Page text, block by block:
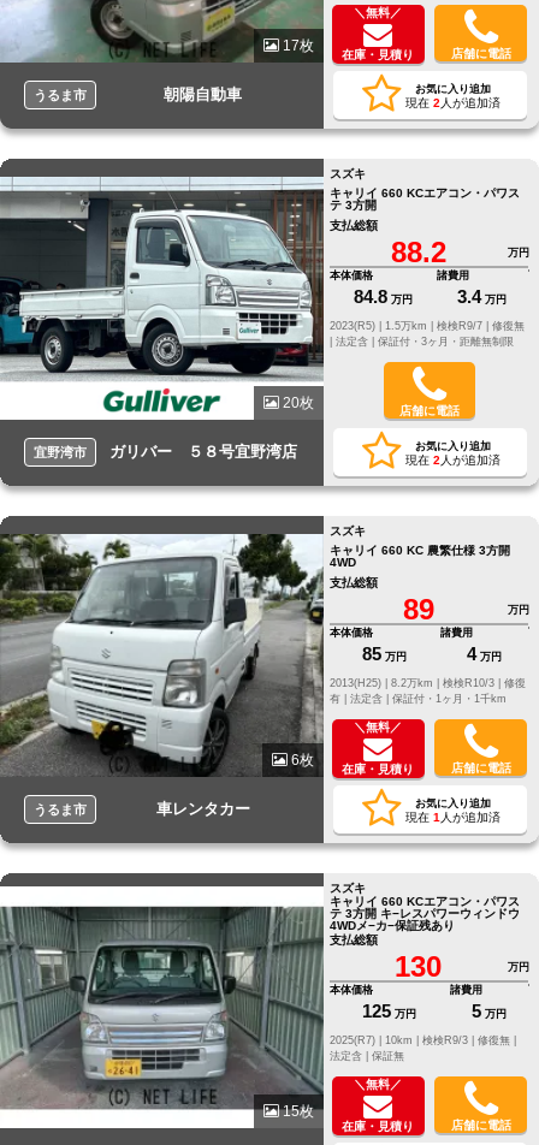
17枚
うるま市 朝陽自動車
＼無料／
在庫・見積り 店舗に電話
お気に入り追加
現在 2 人が追加済
20枚
宜野湾市 ガリバー ５８号宜野湾店
スズキ
キャリイ 660 KCエアコン・パワス
テ 3方開
支払総額
88.2
万円
本体価格
84.8 万円
諸費用
3.4 万円
修復無
法定含 | 保証付・3ヶ月・距離無制限
店舗に電話
お気に入り追加
現在 2 人が追加済
6枚
うるま市 車レンタカー
スズキ
キャリイ 660 KC 農繁仕様 3方開
4WD
支払総額
89
万円
本体価格
85 万円
諸費用
4 万円
修復
有 | 法定含 | 保証付・1ヶ月・1千km
＼無料／
在庫・見積り 店舗に電話
お気に入り追加
現在 1 人が追加済
15枚
スズキ
キャリイ 660 KCエアコン・パワス
テ 3方開 キ−レスパワーウィンドウ
4WDメ−カ−保証残あり
支払総額
130
万円
本体価格
125 万円
諸費用
5 万円
修復無 |
法定含 | 保証無
＼無料／
在庫・見積り 店舗に電話